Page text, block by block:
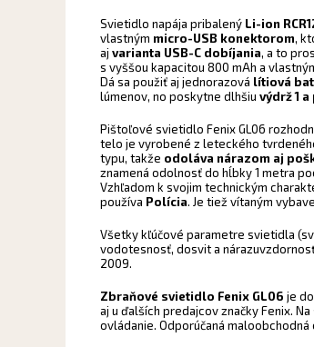
Svietidlo napája pribalený Li-ion
vlastným micro-USB konektorom,
ajvarianta USB-C dobíjania, a to
s vyššou kapacitou 800 mAh a
Dá sa použiť aj jednorazová lítiová
lúmenov, no poskytne dlhšiuvýdrž 1
Pištoľové svietidlo Fenix GL06
telo je vyrobené z leteckého
typu, takže odoláva nárazom aj
znamená odolnosť do hĺbky 1 metra
Vzhľadom k svojim technickým
používa Polícia. Je tiež vítaným
Všetky kľúčové parametre svietidla
vodotesnosť, dosvit a
2009.
Zbraňové svietidlo Fenix GL06 je
aj u ďalších predajcov značky Fenix.
ovládanie. Odporúčaná maloobchodná